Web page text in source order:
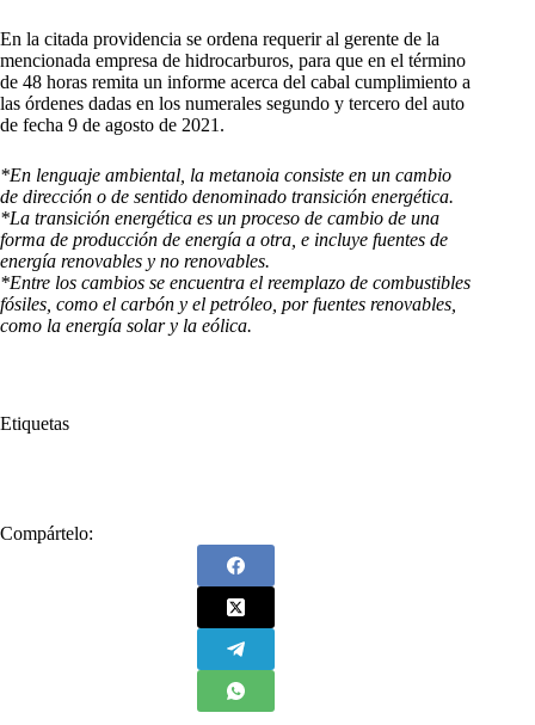
En la citada providencia se ordena requerir al gerente de la
mencionada empresa de hidrocarburos, para que en el término
de 48 horas remita un informe acerca del cabal cumplimiento a
las órdenes dadas en los numerales segundo y tercero del auto
de fecha 9 de agosto de 2021.
*En lenguaje ambiental, la metanoia consiste en un cambio
de dirección o de sentido denominado transición energética.
*La transición energética es un proceso de cambio de una
forma de producción de energía a otra, e incluye fuentes de
energía renovables y no renovables.
*Entre los cambios se encuentra el reemplazo de combustibles
fósiles, como el carbón y el petróleo, por fuentes renovables,
como la energía solar y la eólica.
Etiquetas
Compártelo: